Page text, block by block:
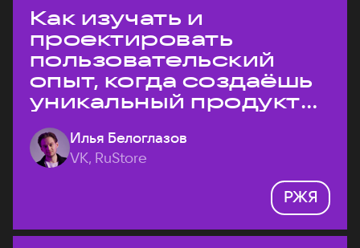
Как изучать и
проектировать
пользовательский
опыт, когда создаёшь
уникальный продукт
на рынке?
Илья Белоглазов
VK, RuStore
РЖЯ